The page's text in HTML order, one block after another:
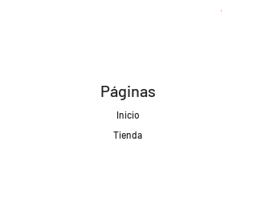
Precio
25,00 €
Páginas
Inicio
Tienda